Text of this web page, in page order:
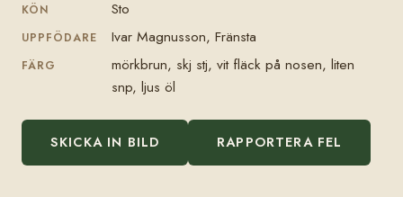
KÖN Sto
UPPFÖDARE Ivar Magnusson, Fränsta
FÄRG
mörkbrun, skj stj, vit fläck på nosen, liten
snp, ljus öl
SKICKA IN BILD RAPPORTERA FEL